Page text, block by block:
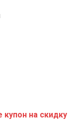
на скидку